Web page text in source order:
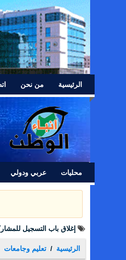
الرئيسية من نحن
محليات عربي ودولي
إغلاق باب التسجيل
الرئيسية تعليم وجامعات